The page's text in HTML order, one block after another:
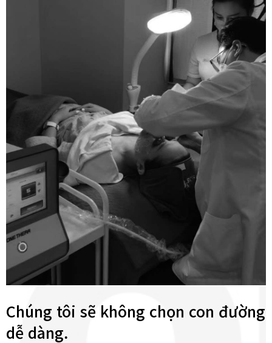
Chúng tôi sẽ không chọn con đường
dễ dàng.